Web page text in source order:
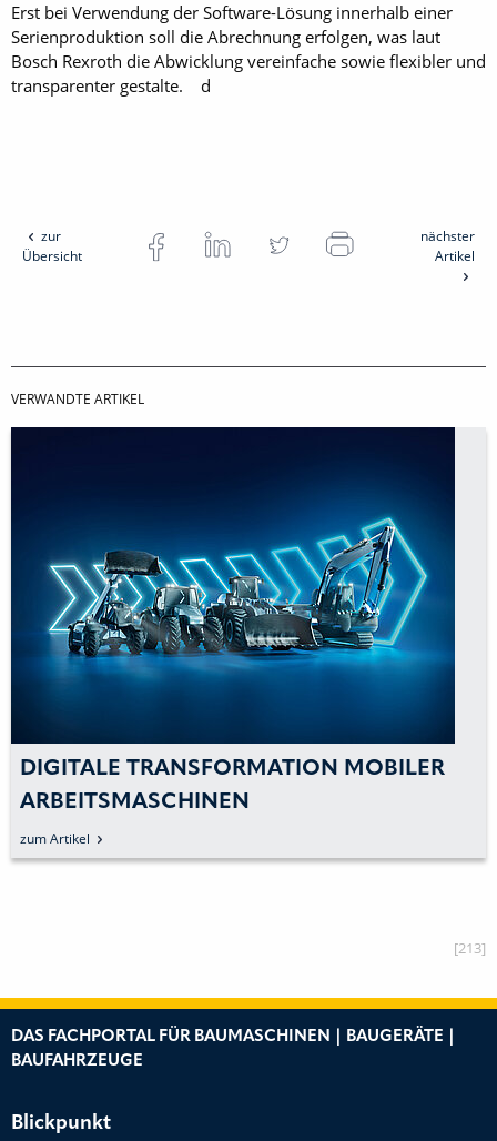
Erst bei Verwendung der Software-Lösung innerhalb einer
Serienproduktion soll die Abrechnung erfolgen, was laut
Bosch Rexroth die Abwicklung vereinfache sowie flexibler und
transparenter gestalte. d
zur
Übersicht
nächster
Artikel
VERWANDTE ARTIKEL
DIGITALE TRANSFORMATION MOBILER
ARBEITSMASCHINEN
zum Artikel
[213]
DAS FACHPORTAL FÜR BAUMASCHINEN | BAUGERÄTE |
BAUFAHRZEUGE
Blickpunkt